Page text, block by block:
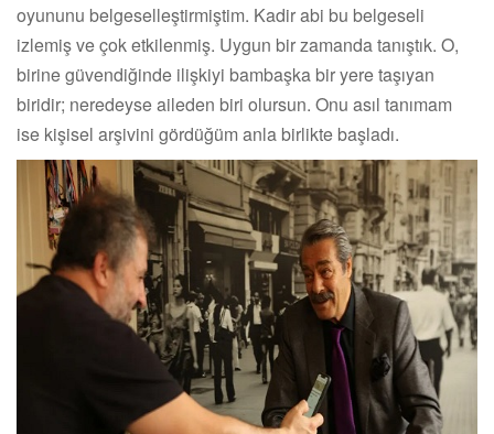
oyununu belgeselleştirmiştim. Kadir abi bu belgeseli
izlemiş ve çok etkilenmiş. Uygun bir zamanda tanıştık. O,
birine güvendiğinde ilişkiyi bambaşka bir yere taşıyan
biridir; neredeyse aileden biri olursun. Onu asıl tanımam
ise kişisel arşivini gördüğüm anla birlikte başladı.